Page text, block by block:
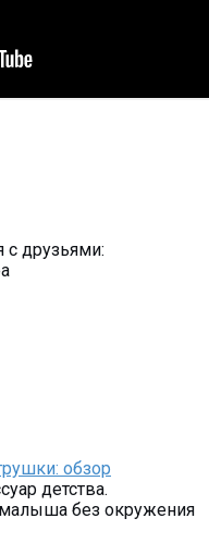
с друзьями:
обзор
детства.
без окружения